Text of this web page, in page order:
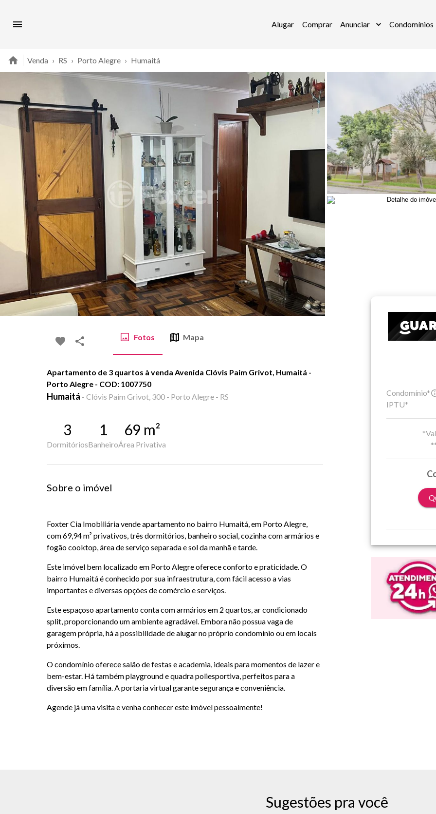
Alugar Comprar Anunciar Condomínios
Venda › RS › Porto Alegre › Humaitá
Fotos Mapa
Apartamento de 3 quartos à venda Avenida Clóvis Paim Grivot, Humaitá -
Porto Alegre - COD: 1007750
Humaitá - Clóvis Paim Grivot, 300 - Porto Alegre - RS
3
Dormitórios
1
Banheiro
69 m²
Área Privativa
Sobre o imóvel
Foxter Cia Imobiliária vende apartamento no bairro Humaitá, em Porto Alegre,
com 69,94 m² privativos, três dormitórios, banheiro social, cozinha com armários e
fogão cooktop, área de serviço separada e sol da manhã e tarde.
Este imóvel bem localizado em Porto Alegre oferece conforto e praticidade. O
bairro Humaitá é conhecido por sua infraestrutura, com fácil acesso a vias
importantes e diversas opções de comércio e serviços.
Este espaçoso apartamento conta com armários em 2 quartos, ar condicionado
split, proporcionando um ambiente agradável. Embora não possua vaga de
garagem própria, há a possibilidade de alugar no próprio condomínio ou em locais
próximos.
O condomínio oferece salão de festas e academia, ideais para momentos de lazer e
bem-estar. Há também playground e quadra poliesportiva, perfeitos para a
diversão em família. A portaria virtual garante segurança e conveniência.
Agende já uma visita e venha conhecer este imóvel pessoalmente!
Condomínio*
IPTU*
Sugestões pra você